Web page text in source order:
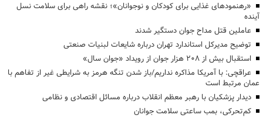
«رهنمودهای غذایی برای کودکان و نوجوانان»؛ نقشه راهی برای سلامت نسل
آینده
عاملین قتل مداح جوان دستگیر شدند
توضیح مدیرکل استاندارد تهران درباره شایعات لبنیات صنعتی
استقبال بیش از ۲۰۸ هزار جوان از رویداد «جوان سال»
عراقچی: با آمریکا مذاکره نداریم/باز شدن تنگه هرمز به شرایطی غیر از تفاهم با
عمان مرتبط است
دیدار پزشکیان با رهبر معظم انقلاب درباره مسائل اقتصادی و نظامی
کم‌تحرکی، بمب ساعتی سلامت جوانان